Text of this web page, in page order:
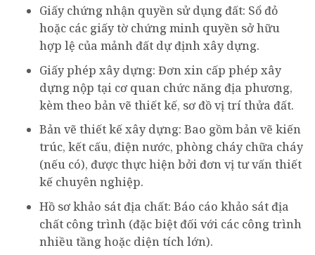
Giấy chứng nhận quyền sử dụng đất: Sổ đỏ
hoặc các giấy tờ chứng minh quyền sở hữu
hợp lệ của mảnh đất dự định xây dựng.
Giấy phép xây dựng: Đơn xin cấp phép xây
dựng nộp tại cơ quan chức năng địa phương,
kèm theo bản vẽ thiết kế, sơ đồ vị trí thửa đất.
Bản vẽ thiết kế xây dựng: Bao gồm bản vẽ kiến
trúc, kết cấu, điện nước, phòng cháy chữa cháy
(nếu có), được thực hiện bởi đơn vị tư vấn thiết
kế chuyên nghiệp.
Hồ sơ khảo sát địa chất: Báo cáo khảo sát địa
chất công trình (đặc biệt đối với các công trình
nhiều tầng hoặc diện tích lớn).